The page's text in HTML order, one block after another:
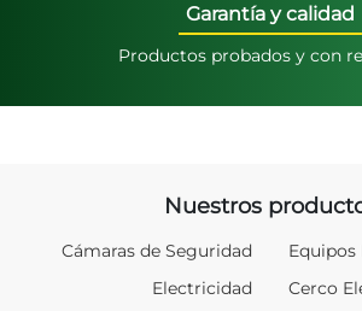
Garantía y calidad
Productos probados y con
Nuestros
Cámaras de Seguridad
Electricidad
Equipos
Cerco